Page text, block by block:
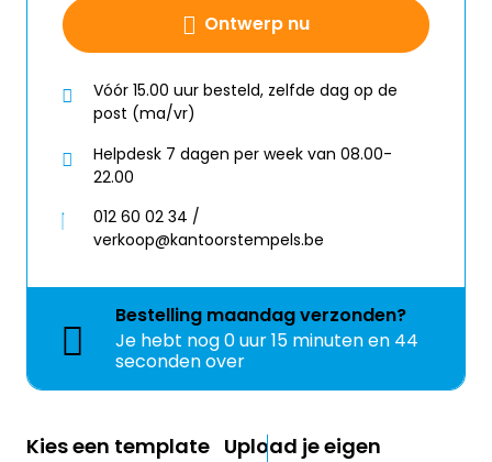
Ontwerp nu
Vóór 15.00 uur besteld, zelfde dag op de
post (ma/vr)
Helpdesk 7 dagen per week van 08.00-
22.00
012 60 02 34 /
verkoop@kantoorstempels.be
Bestelling maandagverzonden?
Je hebt nog0 uur 15 minuten en 44
seconden over
Kies een template Upload je eigen